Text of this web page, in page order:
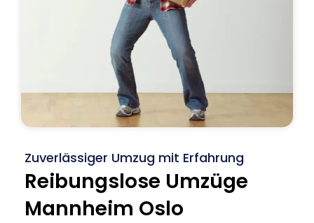
Zuverlässiger Umzug mit Erfahrung
Reibungslose Umzüge
Mannheim Oslo